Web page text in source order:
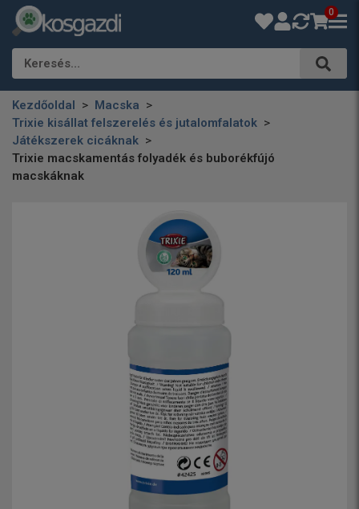
0
Keresés…
Kezdőoldal
Macska
Trixie kisállat felszerelés és jutalomfalatok
Játékszerek cicáknak
Trixie macskamentás folyadék és buborékfújó
macskáknak